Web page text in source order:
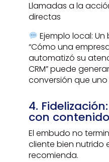
Llamadas a la
directas
Ejemplo local:
“Cómo una
automatizó su
CRM” puede
conversión que
4.
con
El embudo no
cliente bien nutrido
recomienda.